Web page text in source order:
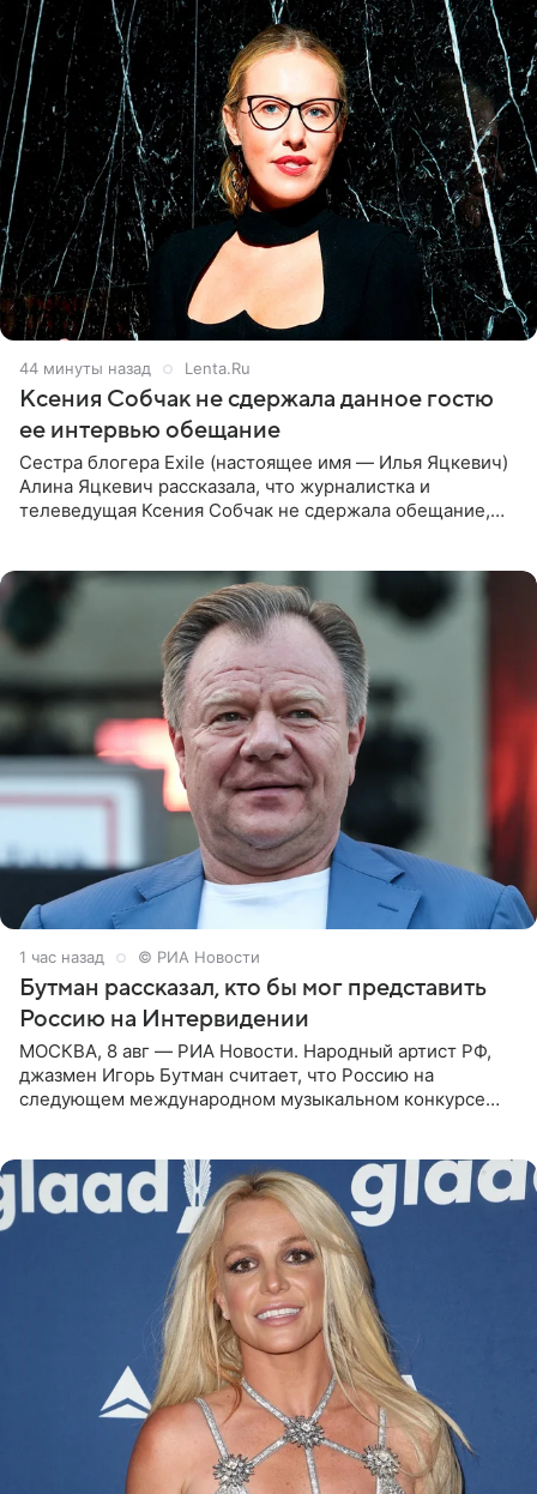
44 минуты назад Lenta.Ru
Ксения Собчак не сдержала данное гостю
ее интервью обещание
Сестра блогера Exile (настоящее имя — Илья Яцкевич)
Алина Яцкевич рассказала, что журналистка и
телеведущая Ксения Собчак не сдержала обещание,
1 час назад © РИА Новости
Бутман рассказал, кто бы мог представить
Россию на Интервидении
МОСКВА, 8 авг — РИА Новости. Народный артист РФ,
джазмен Игорь Бутман считает, что Россию на
следующем международном музыкальном конкурсе